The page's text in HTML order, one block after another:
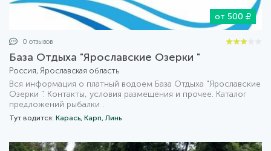
от 500
0 отзывов
База Отдыха "Ярославские Озерки "
Россия, Ярославская область
Вся информация о платный водоем База Отдыха "Ярославские
Озерки ". Контакты, условия размещения и прочее. Каталог
предложений рыбалки .
Тут водится: Карась, Карп, Линь